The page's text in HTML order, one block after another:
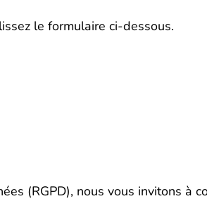
le formulaire ci-dessous.
(RGPD), nous vous invitons à